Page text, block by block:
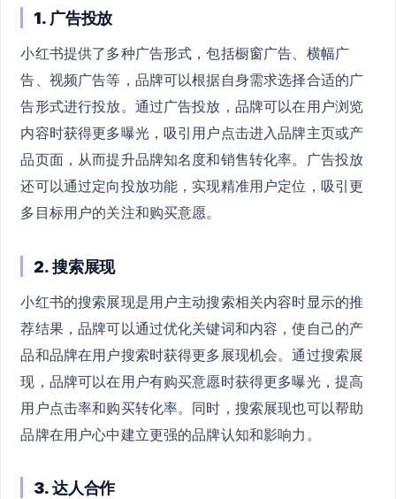
1. 广告投放
小红书提供了多种广告形式，包括橱窗广告、横幅广
告、视频广告等，品牌可以根据自身需求选择合适的广
告形式进行投放。通过广告投放，品牌可以在用户浏览
内容时获得更多曝光，吸引用户点击进入品牌主页或产
品页面，从而提升品牌知名度和销售转化率。广告投放
还可以通过定向投放功能，实现精准用户定位，吸引更
多目标用户的关注和购买意愿。
2. 搜索展现
小红书的搜索展现是用户主动搜索相关内容时显示的推
荐结果，品牌可以通过优化关键词和内容，使自己的产
品和品牌在用户搜索时获得更多展现机会。通过搜索展
现，品牌可以在用户有购买意愿时获得更多曝光，提高
用户点击率和购买转化率。同时，搜索展现也可以帮助
品牌在用户心中建立更强的品牌认知和影响力。
3. 达人合作